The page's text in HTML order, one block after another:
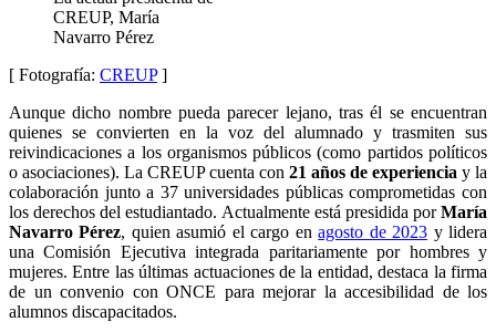
CREUP, María
Navarro Pérez
[ Fotografía: CREUP]
Aunque dicho nombre pueda parecer lejano, tras él se encuentran
quienes se convierten en la voz del alumnado y trasmiten sus
reivindicaciones a los organismos públicos (como partidos políticos
o asociaciones). La CREUP cuenta con 21 años de experiencia y la
colaboración junto a 37 universidades públicas comprometidas con
los derechos del estudiantado. Actualmente está presidida porMaría
Navarro Pérez, quien asumió el cargo enagosto de 2023 y lidera
una Comisión Ejecutiva integrada paritariamente por hombres y
mujeres. Entre las últimas actuaciones de la entidad, destaca la firma
de un convenio con ONCE para mejorar la accesibilidad de los
alumnos discapacitados.